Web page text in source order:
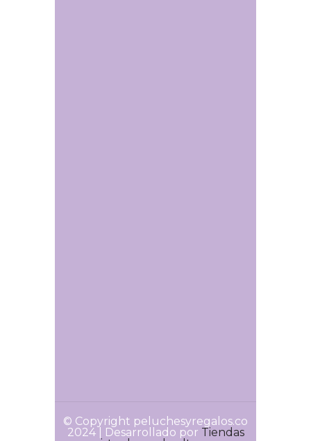
© Copyright peluchesyregalos.co
2024 | Desarrollado por Tiendas